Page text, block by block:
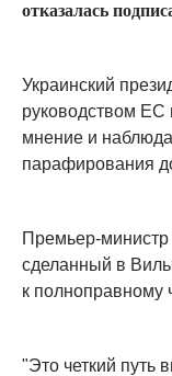
отказалась
Украинский
руководством ЕС
мнение и
парафирования
Премьер-
сделанный в
к полноправному
"Это четкий путь